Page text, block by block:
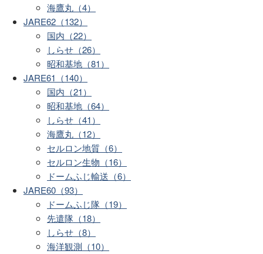
海鷹丸（4）
JARE62（132）
国内（22）
しらせ（26）
昭和基地（81）
JARE61（140）
国内（21）
昭和基地（64）
しらせ（41）
海鷹丸（12）
セルロン地質（6）
セルロン生物（16）
ドームふじ輸送（6）
JARE60（93）
ドームふじ隊（19）
先遣隊（18）
しらせ（8）
海洋観測（10）